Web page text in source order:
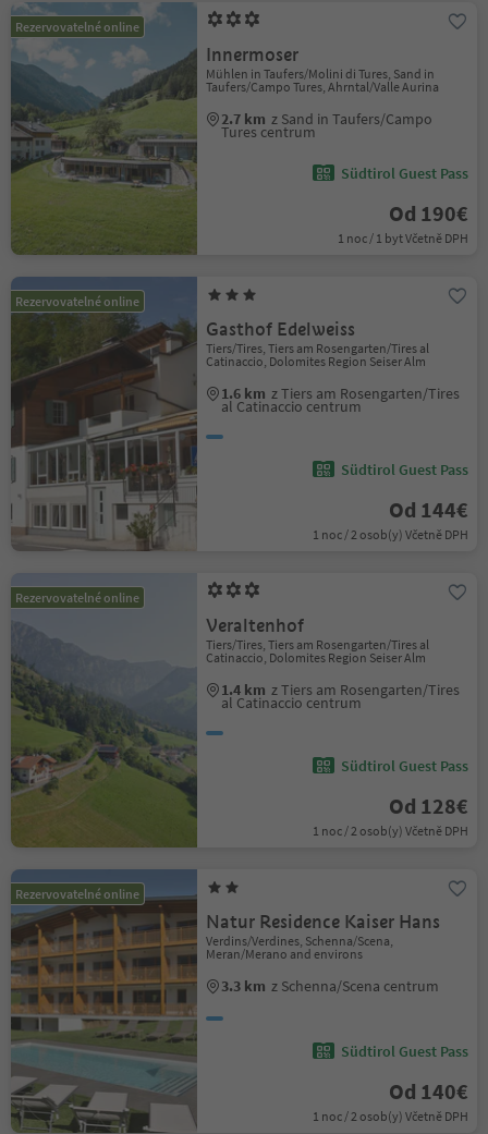
Rezervovatelné online
Innermoser
Mühlen in Taufers/Molini di Tures, Sand in
Taufers/Campo Tures, Ahrntal/Valle Aurina
2.7 km z Sand in Taufers/Campo
Tures centrum
Südtirol Guest Pass
Od 190€
1 noc / 1 byt Včetně DPH
Rezervovatelné online
Gasthof Edelweiss
Tiers/Tires, Tiers am Rosengarten/Tires al
Catinaccio, Dolomites Region Seiser Alm
1.6 km z Tiers am Rosengarten/Tires
al Catinaccio centrum
Südtirol Guest Pass
Od 144€
1 noc / 2 osob(y) Včetně DPH
Rezervovatelné online
Veraltenhof
Tiers/Tires, Tiers am Rosengarten/Tires al
Catinaccio, Dolomites Region Seiser Alm
1.4 km z Tiers am Rosengarten/Tires
al Catinaccio centrum
Südtirol Guest Pass
Od 128€
1 noc / 2 osob(y) Včetně DPH
Rezervovatelné online
Natur Residence Kaiser Hans
Verdins/Verdines, Schenna/Scena,
Meran/Merano and environs
3.3 km z Schenna/Scena centrum
Südtirol Guest Pass
Od 140€
1 noc / 2 osob(y) Včetně DPH